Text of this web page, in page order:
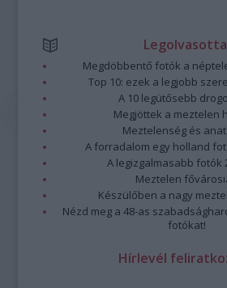
Megdöbbentő fotók a
Top 10: ezek a legjobb
A 10 legütősebb
Megjöttek a meztelen
Meztelenség és
A forradalom egy holland
A legizgalmasabb fotók
Meztelen
Készülőben a nagy
Nézd meg a 48-as
fotókat!
Hírlevél